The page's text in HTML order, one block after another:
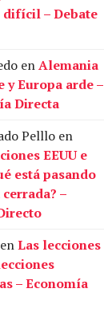
– Debate
enAlemania
y Europa arde –
Directa
Pelllo en
EEUU e
está pasando
–
enLas lecciones
– Economía